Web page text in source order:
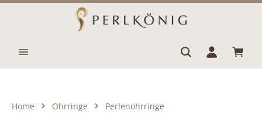
Zum Hauptinhalt springen
Home Ohrringe Perlenohrringe